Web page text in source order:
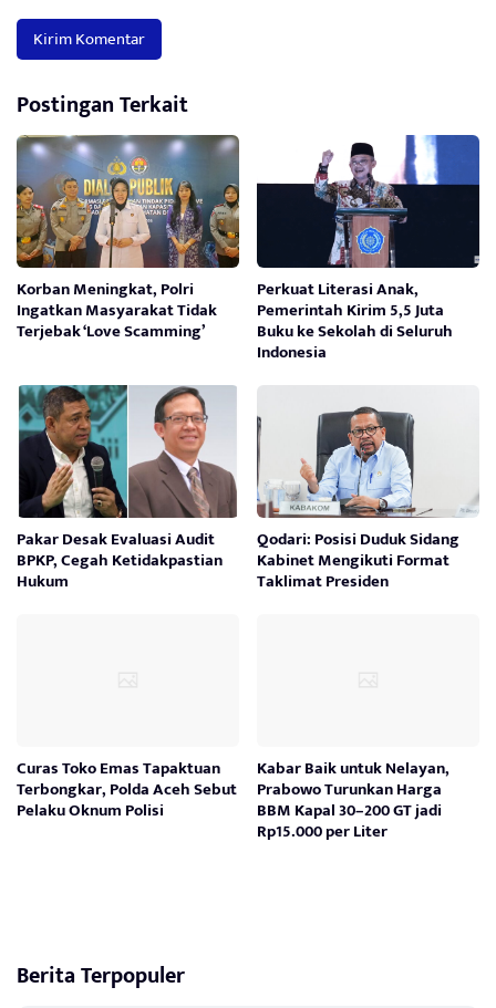
Postingan Terkait
Korban Meningkat, Polri
Ingatkan Masyarakat Tidak
Terjebak ‘Love Scamming’
Perkuat Literasi Anak,
Pemerintah Kirim 5,5 Juta
Buku ke Sekolah di Seluruh
Indonesia
Pakar Desak Evaluasi Audit
BPKP, Cegah Ketidakpastian
Hukum
Qodari: Posisi Duduk Sidang
Kabinet Mengikuti Format
Taklimat Presiden
Curas Toko Emas Tapaktuan
Terbongkar, Polda Aceh Sebut
Pelaku Oknum Polisi
Kabar Baik untuk Nelayan,
Prabowo Turunkan Harga
BBM Kapal 30–200 GT jadi
Rp15.000 per Liter
Berita Terpopuler